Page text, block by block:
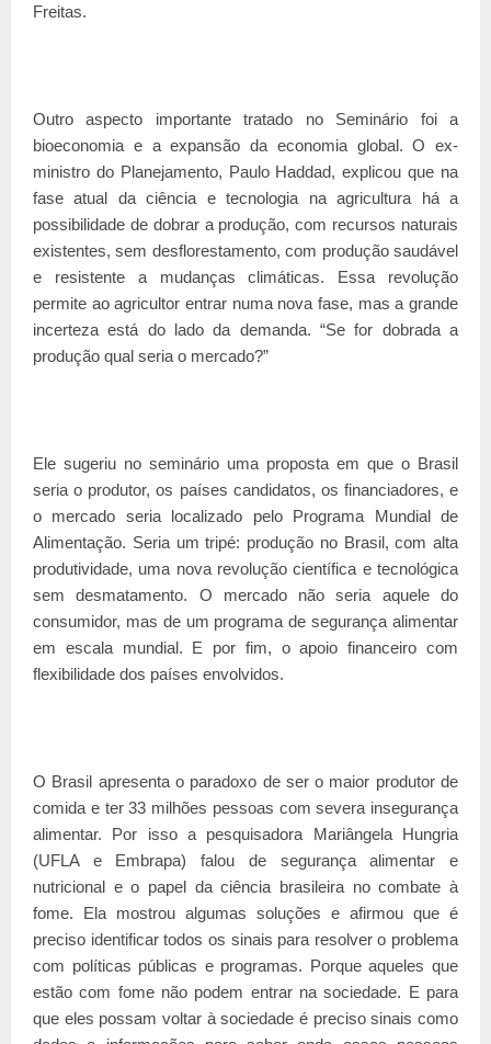
Freitas.
Outro aspecto importante tratado no Seminário foi a
bioeconomia e a expansão da economia global. O ex-
ministro do Planejamento, Paulo Haddad, explicou que na
fase atual da ciência e tecnologia na agricultura há a
possibilidade de dobrar a produção, com recursos naturais
existentes, sem desflorestamento, com produção saudável
e resistente a mudanças climáticas. Essa revolução
permite ao agricultor entrar numa nova fase, mas a grande
incerteza está do lado da demanda. “Se for dobrada a
produção qual seria o mercado?”
Ele sugeriu no seminário uma proposta em que o Brasil
seria o produtor, os países candidatos, os financiadores, e
o mercado seria localizado pelo Programa Mundial de
Alimentação. Seria um tripé: produção no Brasil, com alta
produtividade, uma nova revolução científica e tecnológica
sem desmatamento. O mercado não seria aquele do
consumidor, mas de um programa de segurança alimentar
em escala mundial. E por fim, o apoio financeiro com
flexibilidade dos países envolvidos.
O Brasil apresenta o paradoxo de ser o maior produtor de
comida e ter 33 milhões pessoas com severa insegurança
alimentar. Por isso a pesquisadora Mariângela Hungria
(UFLA e Embrapa) falou de segurança alimentar e
nutricional e o papel da ciência brasileira no combate à
fome. Ela mostrou algumas soluções e afirmou que é
preciso identificar todos os sinais para resolver o problema
com políticas públicas e programas. Porque aqueles que
estão com fome não podem entrar na sociedade. E para
que eles possam voltar à sociedade é preciso sinais como